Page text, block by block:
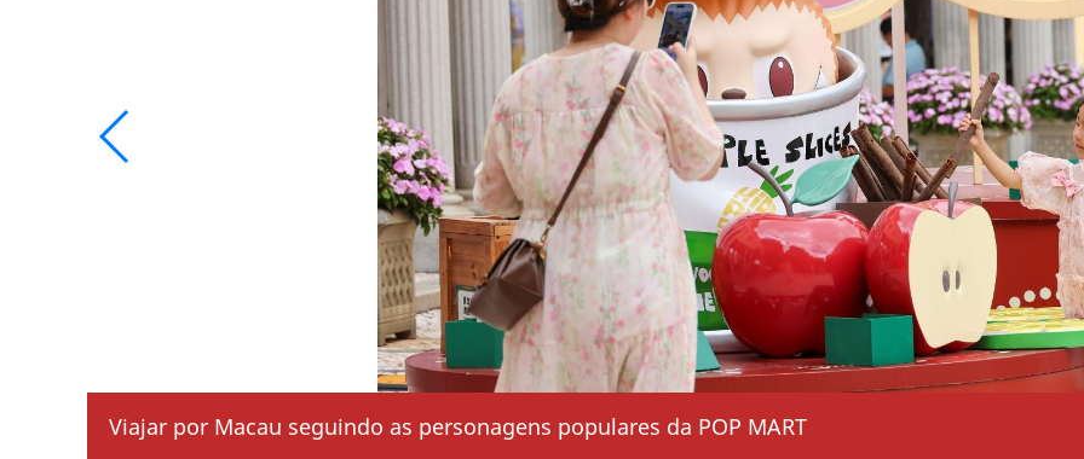
Viajar por Macau seguindo as personagens populares da POP MART